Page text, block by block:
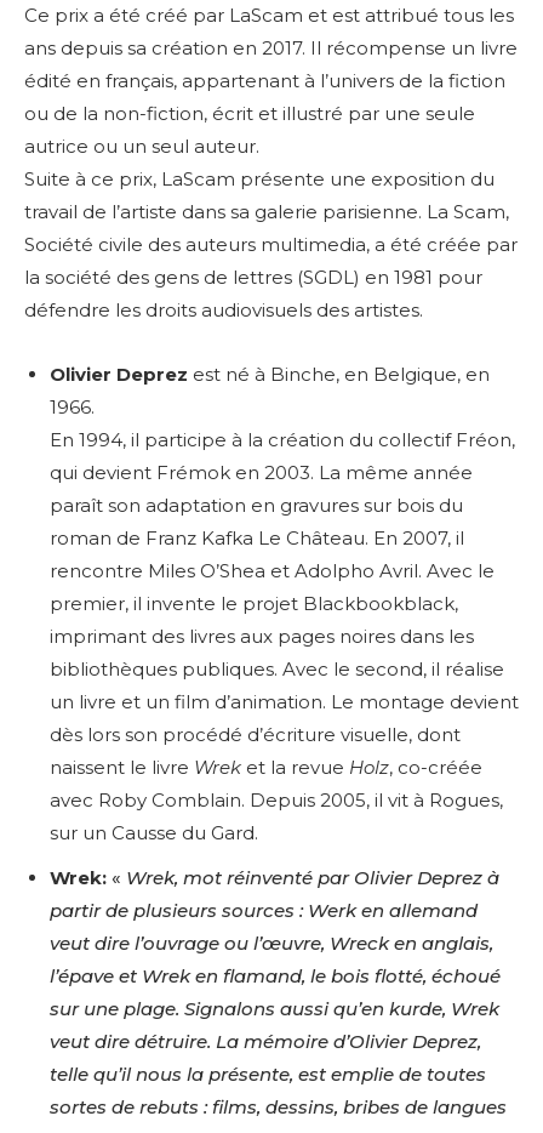
Ce prix a été créé par LaScam et est attribué tous les
ans depuis sa création en 2017. Il récompense un livre
édité en français, appartenant à l’univers de la fiction
ou de la non-fiction, écrit et illustré par une seule
autrice ou un seul auteur.
Suite à ce prix, LaScam présente une exposition du
travail de l’artiste dans sa galerie parisienne. La Scam,
Société civile des auteurs multimedia, a été créée par
la société des gens de lettres (SGDL) en 1981 pour
défendre les droits audiovisuels des artistes.
Olivier Deprez est né à Binche, en Belgique, en
1966.
En 1994, il participe à la création du collectif Fréon,
qui devient Frémok en 2003. La même année
paraît son adaptation en gravures sur bois du
roman de Franz Kafka Le Château. En 2007, il
rencontre Miles O’Shea et Adolpho Avril. Avec le
premier, il invente le projet Blackbookblack,
imprimant des livres aux pages noires dans les
bibliothèques publiques. Avec le second, il réalise
un livre et un film d’animation. Le montage devient
dès lors son procédé d’écriture visuelle, dont
naissent le livre Wrek et la revue Holz, co-créée
avec Roby Comblain. Depuis 2005, il vit à Rogues,
sur un Causse du Gard.
Wrek: « Wrek, mot réinventé par Olivier Deprez à
partir de plusieurs sources : Werk en allemand
veut dire l’ouvrage ou l’œuvre, Wreck en anglais,
l’épave et Wrek en flamand, le bois flotté, échoué
sur une plage. Signalons aussi qu’en kurde, Wrek
veut dire détruire. La mémoire d’Olivier Deprez,
telle qu’il nous la présente, est emplie de toutes
sortes de rebuts : films, dessins, bribes de langues